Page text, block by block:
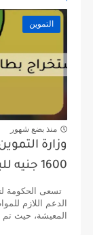
التموين
منذ بضع شهور
وزارة
1600 جنيه للبطاقات اليوم
تسعى الحكومة
الدعم اللازم
المعيشة، حيث تم